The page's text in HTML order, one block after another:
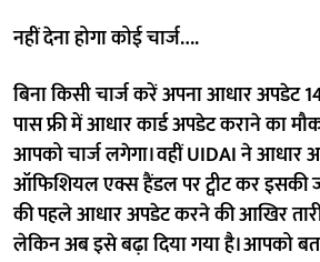
नहीं देना होगा कोई चार्ज….
बिना किसी चार्ज करें अपना आधार
पास फ्री में आधार कार्ड अपडेट कराने का
आपको चार्ज लगेगा। वहीं UIDAI ने आधार
ऑफिशियल एक्स हैंडल पर ट्वीट कर इसकी
की पहले आधार अपडेट करने की आखिर
लेकिन अब इसे बढ़ा दिया गया है। आपको